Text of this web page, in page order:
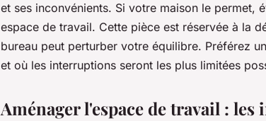
et ses inconvénients. Si votre maison le permet,
espace de travail. Cette pièce est réservée à la
bureau peut perturber votre équilibre. Préférez
et où les interruptions seront les plus limitées
Aménager l'espace de travail : les